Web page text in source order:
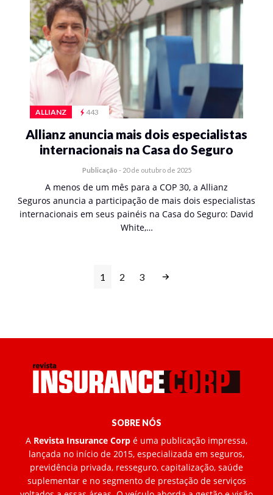
ALLIANZ 443
Allianz anuncia mais dois especialistas
internacionais na Casa do Seguro
Publicação - 20 de outubro de 2025
A menos de um mês para a COP 30, a Allianz
Seguros anuncia a participação de mais dois especialistas
internacionais em seus painéis na Casa do Seguro: David
White,…
1 2 3
SOBRE NÓS
A Revista Insurance Corp é uma publicação impressa,
lançada no início de 2015, especializada em seguros,
previdência privada, resseguro, capitalização, saúde
suplementar e no segmento de prestação de serviços